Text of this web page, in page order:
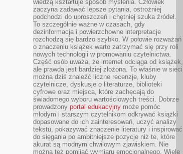
wiedzą kształtuje sposób myślenia. Człowiek
zaczyna zadawać lepsze pytania, ostrożniej
podchodzi do uproszczeń i chętniej szuka źródeł.
To szczególnie ważne w czasach, gdy
dezinformacja i powierzchowne interpretacje
rozchodzą się bardzo szybko. W połowie rozważań
o znaczeniu książek warto zatrzymać się przy roli
nowych technologii w promowaniu czytelnictwa.
Część osób uważa, że internet odciąga od książek,
ale prawda jest bardziej złożona. To właśnie w sieci
można dziś znaleźć liczne recenzje, kluby
czytelnicze, dyskusje o literaturze, biblioteki
cyfrowe oraz miejsca, które zachęcają do
świadomego wyboru wartościowych treści. Dobrze
prowadzony portal edukacyjny może pomóc
młodym i starszym czytelnikom odkrywać książki
dopasowane do ich zainteresowań, uczyć analizy
tekstu, pokazywać znaczenie literatury i inspirować
do sięgania po ambitniejsze pozycje niż te, które
akurat są modnym chwilowym zjawiskiem. Nie
można też pomijać wymiaru emocjonalnego. Wiele